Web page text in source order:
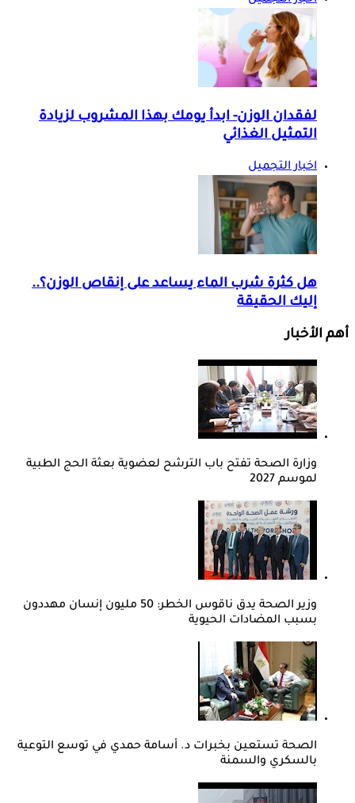
لفقدان الوزن- ابدأ يومك بهذا المشروب لزيادة
التمثيل الغذائي
اخبار التجميل
هل كثرة شرب الماء يساعد على إنقاص الوزن؟..
إليك الحقيقة
أهم الأخبار
وزارة الصحة تفتح باب الترشح لعضوية بعثة الحج الطبية
لموسم 2027
وزير الصحة يدق ناقوس الخطر: 50 مليون إنسان مهددون
بسبب المضادات الحيوية
الصحة تستعين بخبرات د. أسامة حمدي في توسع التوعية
بالسكري والسمنة